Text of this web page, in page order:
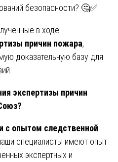
безопасности? 🤔✅
в ходе
причин пожара,
доказательную базу для
экспертизы причин
с опытом следственной
специалисты имеют опыт
экспертных и